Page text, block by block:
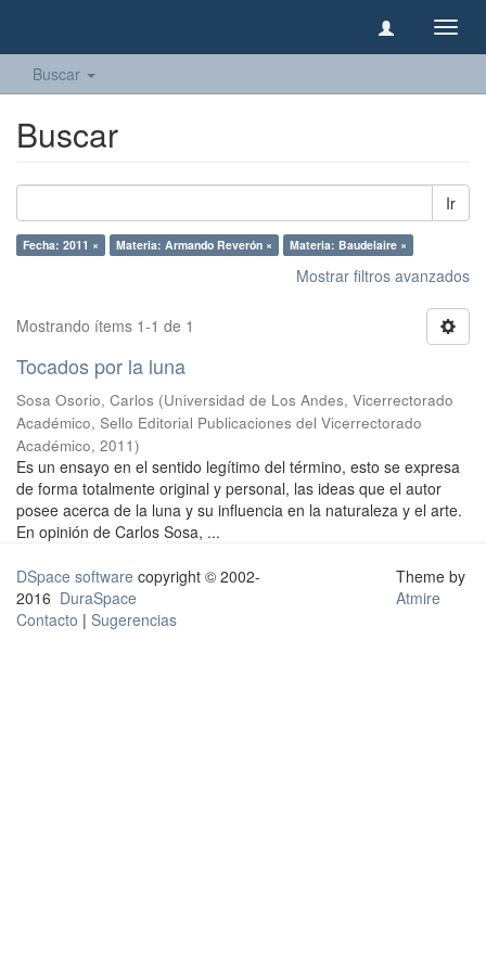
Buscar
Buscar
Ir
Fecha: 2011 × Materia: Armando Reverón × Materia: Baudelaire ×
Mostrar filtros avanzados
Mostrando ítems 1-1 de 1
Tocados por la luna
Sosa Osorio, Carlos (Universidad de Los Andes, Vicerrectorado
Académico, Sello Editorial Publicaciones del Vicerrectorado
Académico, 2011)
Es un ensayo en el sentido legítimo del término, esto se expresa
de forma totalmente original y personal, las ideas que el autor
posee acerca de la luna y su influencia en la naturaleza y el arte.
En opinión de Carlos Sosa, ...
DSpace software copyright © 2002-
2016 DuraSpace
Contacto | Sugerencias
Theme by
Atmire